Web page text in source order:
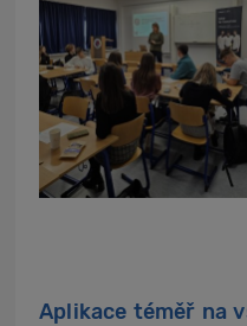
Aplikace téměř na